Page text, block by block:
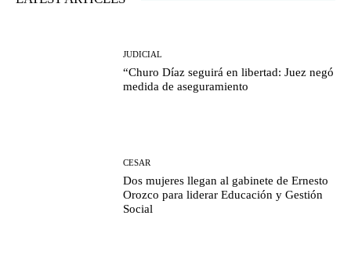
JUDICIAL
“Churo Díaz seguirá en libertad: Juez negó
medida de aseguramiento
CESAR
Dos mujeres llegan al gabinete de Ernesto
Orozco para liderar Educación y Gestión
Social